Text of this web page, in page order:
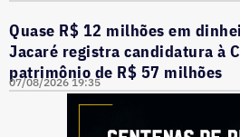
Quase R$ 12 milhões em
Jacaré registra candidatura à
patrimônio de R$ 57 milhões
07/08/2026 19:35